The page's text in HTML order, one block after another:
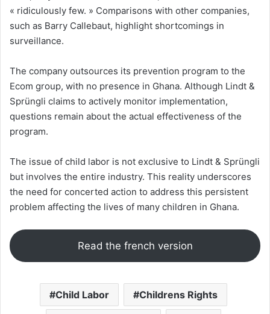
« ridiculously few. » Comparisons with other companies,
such as Barry Callebaut, highlight shortcomings in
surveillance.
The company outsources its prevention program to the
Ecom group, with no presence in Ghana. Although Lindt &
Sprüngli claims to actively monitor implementation,
questions remain about the actual effectiveness of the
program.
The issue of child labor is not exclusive to Lindt & Sprüngli
but involves the entire industry. This reality underscores
the need for concerted action to address this persistent
problem affecting the lives of many children in Ghana.
Read the french version
Child Labor Childrens Rights